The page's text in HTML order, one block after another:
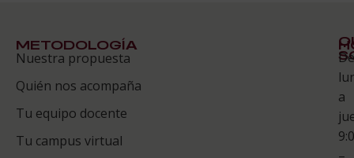
METODOLOGÍA
Nuestra propuesta
Quién nos acompaña
Tu equipo docente
Tu campus virtual
Te
De
a